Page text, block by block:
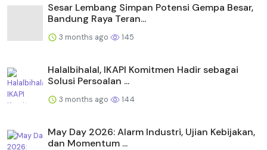
Sesar Lembang Simpan Potensi Gempa Besar,
Bandung Raya Teran...
3 months ago 145
Halalbihalal, IKAPI Komitmen Hadir sebagai
Solusi Persoalan ...
3 months ago 144
May Day 2026: Alarm Industri, Ujian Kebijakan,
dan Momentum ...